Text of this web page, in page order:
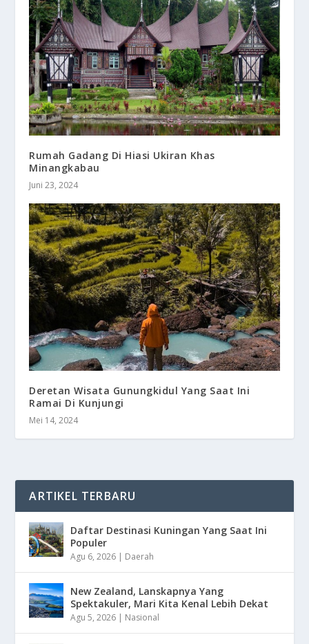
Rumah Gadang Di Hiasi Ukiran Khas
Minangkabau
Juni 23, 2024
Deretan Wisata Gunungkidul Yang Saat Ini
Ramai Di Kunjungi
Mei 14, 2024
ARTIKEL TERBARU
Daftar Destinasi Kuningan Yang Saat Ini
Populer
Agu 6, 2026 | Daerah
New Zealand, Lanskapnya Yang
Spektakuler, Mari Kita Kenal Lebih Dekat
Agu 5, 2026 | Nasional